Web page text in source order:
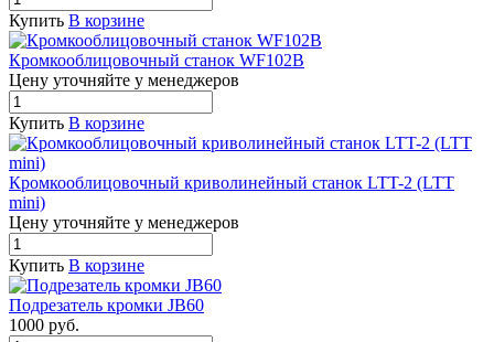
Купить В корзине
Кромкооблицовочный станок WF102B
Цену уточняйте у менеджеров
Купить В корзине
Кромкооблицовочный криволинейный станок LTT-2 (LTT
mini)
Цену уточняйте у менеджеров
Купить В корзине
Подрезатель кромки JB60
1000 руб.